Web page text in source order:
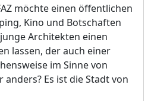
möchte einen öffentlichen
Kino und Botschaften
Architekten einen
lassen, der auch einer
im Sinne von
anders? Es ist die Stadt von